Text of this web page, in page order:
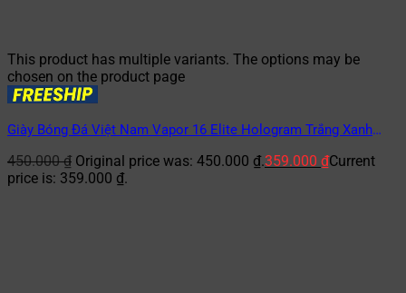
This product has multiple variants. The options may be
chosen on the product page
Giày Bóng Đá Việt Nam Vapor 16 Elite Hologram Trắng Xanh
450.000₫ Original price was: 450.000 ₫.359.000 ₫Current
price is: 359.000 ₫.